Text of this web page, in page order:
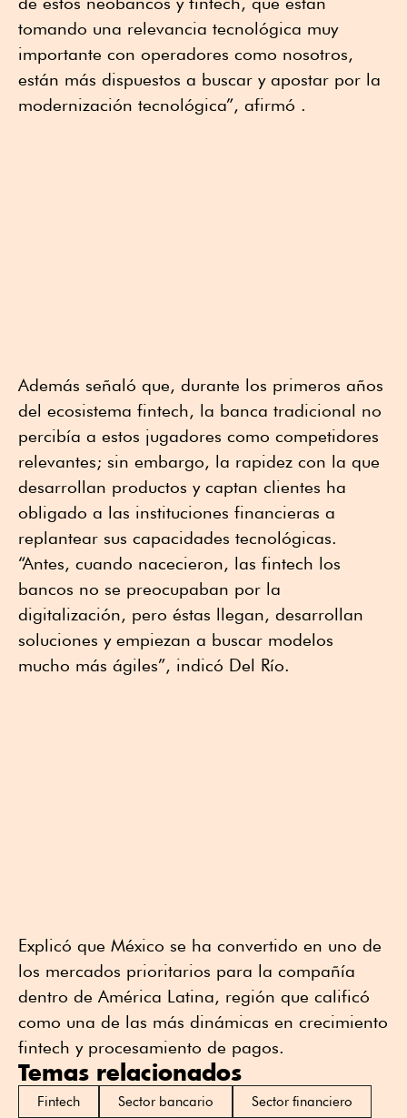
tomando una relevancia tecnológica muy
importante con operadores como nosotros,
están más dispuestos a buscar y apostar por la
modernización tecnológica”, afirmó .
Además señaló que, durante los primeros años
del ecosistema fintech, la banca tradicional no
percibía a estos jugadores como competidores
relevantes; sin embargo, la rapidez con la que
desarrollan productos y captan clientes ha
obligado a las instituciones financieras a
replantear sus capacidades tecnológicas.
“Antes, cuando nacecieron, las fintech los
bancos no se preocupaban por la
digitalización, pero éstas llegan, desarrollan
soluciones y empiezan a buscar modelos
mucho más ágiles”, indicó Del Río.
Explicó que México se ha convertido en uno de
los mercados prioritarios para la compañía
dentro de América Latina, región que calificó
como una de las más dinámicas en crecimiento
fintech y procesamiento de pagos.
Temas relacionados
Fintech Sector bancario
Sector financiero